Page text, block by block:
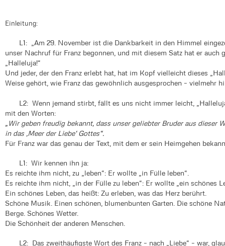
Einleitung:
L1: „Am 29. November ist die Dankbarkeit in den Himmel
unser Nachruf für Franz begonnen, und mit diesem Satz hat er auch
„Halleluja!“
Und jeder, der den Franz erlebt hat, hat im Kopf vielleicht dieses
Weise gehört, wie Franz das gewöhnlich ausgesprochen – vielmehr
L2: Wenn jemand stirbt, fällt es uns nicht immer leicht,
mit den Worten:
„Wir geben freudig bekannt, dass unser geliebter Bruder aus dieser
in das ‚Meer der Liebe‘ Gottes“.
Für Franz war das genau der Text, mit dem er sein Heimgehen
L1: Wir kennen ihn ja:
Es reichte ihm nicht, zu „leben“: Er wollte „in Fülle leben“.
Es reichte ihm nicht, „in der Fülle zu leben“: Er wollte „ein schönes
Ein schönes Leben, das heißt: Zu erleben, was das Herz berührt.
Schöne Musik. Einen schönen, blumenbunten Garten. Die schöne
Berge. Schönes Wetter.
Die Schönheit der anderen Menschen.
L2: Das zweithäufigste Wort des Franz – nach „Liebe“ – war,